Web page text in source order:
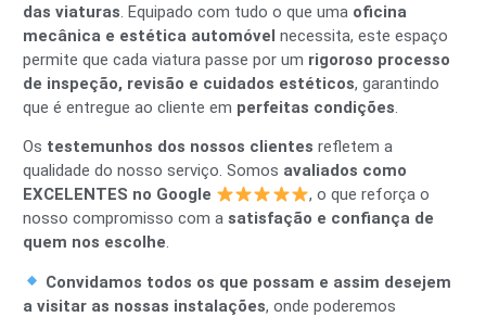
das viaturas. Equipado com tudo o que uma oficina
mecânica e estética automóvel necessita, este espaço
permite que cada viatura passe por um rigoroso processo
de inspeção, revisão e cuidados estéticos, garantindo
que é entregue ao cliente em perfeitas condições.
Os testemunhos dos nossos clientes refletem a
qualidade do nosso serviço. Somos avaliados como
EXCELENTES no Google
, o que reforça o
nosso compromisso com asatisfação e confiança de
quem nos escolhe.
Convidamos todos os que possam e assim desejem
a visitar as nossas instalações, onde poderemos